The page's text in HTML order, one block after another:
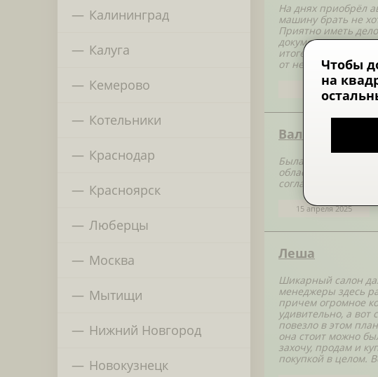
Калининград
Калуга
Кемерово
Котельники
Краснодар
Красноярск
Люберцы
Москва
Мытищи
Нижний Новгород
Новокузнецк
На днях приобрёл
машину брать не
Приятно иметь
документы я пил
итоге небольшая
от него остались
Валерия
Была в Ац
области. Они
согласилась на
15 апреля 2025
Леша
Шикарный салон
менеджеры здесь
причем огромное
удивительно, а вот
повезло в этом
она стоит можно
захочу, продам и
покупкой в целом.
Чтобы
на